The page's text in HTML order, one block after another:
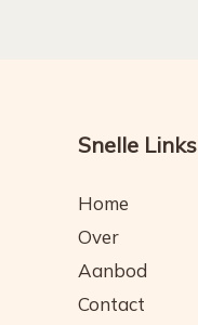
Snelle Links
Home
Over
Aanbod
Contact